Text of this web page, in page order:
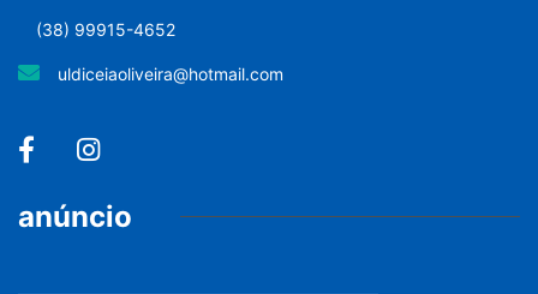
(38) 99915-4652
uldiceiaoliveira@hotmail.com
anúncio